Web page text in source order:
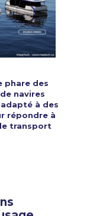
phare des
navires
à des
répondre à
transport